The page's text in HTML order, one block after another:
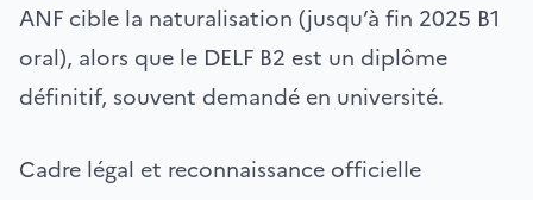
ANF cible la naturalisation (jusqu’à fin 2025 B1
oral), alors que le DELF B2 est un diplôme
définitif, souvent demandé en université.
Cadre légal et reconnaissance officielle